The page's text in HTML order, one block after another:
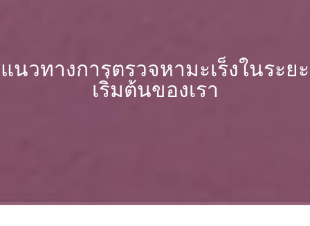
แนวทางการตรวจหามะเร็งในระยะ
เริ่มต้นของเรา